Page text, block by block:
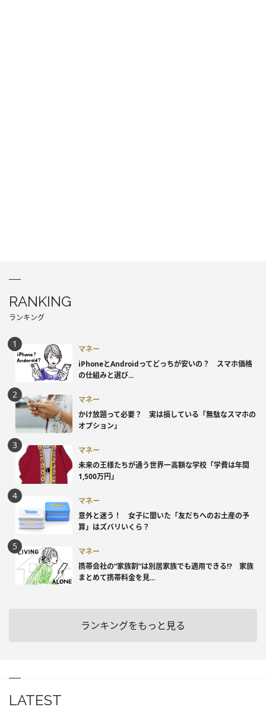
RANKING
ランキング
マネー
iPhoneとAndroidってどっちが安いの？ スマホ価格
の仕組みと選び...
マネー
かけ放題って必要？ 実は損している「無駄なスマホの
オプション」
マネー
未来の王様たちが通う世界一高額な学校「学費は年間
1,500万円」
マネー
意外と迷う！ 女子に聞いた「友だちへのお土産の予
算」はズバリいくら？
マネー
携帯会社の“家族割”は別居家族でも適用できる!? 家族
まとめて携帯料金を見...
ランキングをもっと見る
LATEST